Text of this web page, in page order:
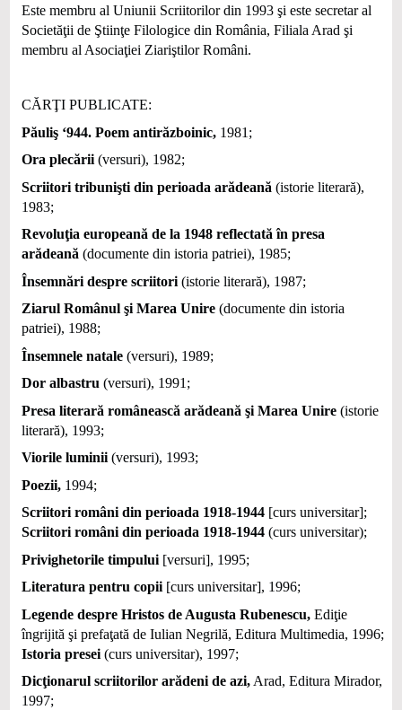
Este membru al Uniunii Scriitorilor din 1993 şi este secretar al
Societăţii de Ştiinţe Filologice din România, Filiala Arad şi
membru al Asociaţiei Ziariştilor Români.
CĂRŢI PUBLICATE:
Păuliş ‘944. Poem antirăzboinic,1981;
Ora plecării(versuri), 1982;
Scriitori tribunişti din perioada arădeană (istorie literară),
1983;
Revoluţia europeană de la 1948 reflectată în presa
arădeană (documente din istoria patriei), 1985;
Însemnări despre scriitori (istorie literară), 1987;
Ziarul Românul şi Marea Unire (documente din istoria
patriei), 1988;
Însemnele natale (versuri), 1989;
Dor albastru (versuri), 1991;
Presa literară românească arădeană şi Marea Unire (istorie
literară), 1993;
Viorile luminii(versuri), 1993;
Poezii,1994;
Scriitori români din perioada 1918-1944 [curs universitar];
Scriitori români din perioada 1918-1944 (curs universitar);
Privighetorile timpului [versuri], 1995;
Literatura pentru copii [curs universitar], 1996;
Legende despre Hristos de Augusta Rubenescu,Ediţie
îngrijită şi prefaţată de Iulian Negrilă, Editura Multimedia, 1996;
Istoria presei (curs universitar), 1997;
Dicţionarul scriitorilor arădeni de azi,Arad, Editura Mirador,
1997;